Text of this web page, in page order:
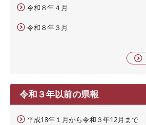
令和８年４月
令和８年３月
令和３年以前の県報
平成18年１月から令和３年12月まで